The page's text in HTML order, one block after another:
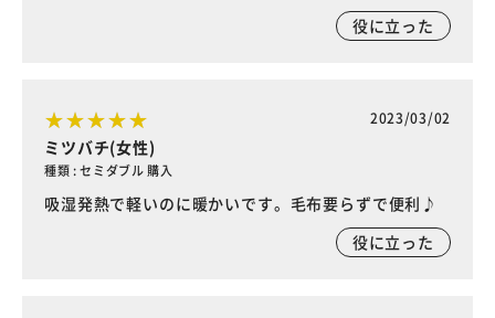
役に立った
2023/03/02
ミツバチ(女性)
種類 : セミダブル 購入
吸湿発熱で軽いのに暖かいです。毛布要らずで便利♪
役に立った